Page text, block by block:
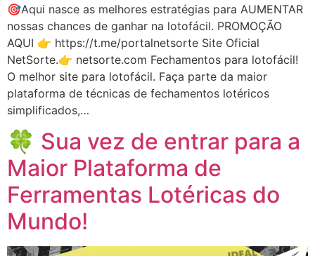
🎯Aqui nasce as melhores estratégias para AUMENTAR
nossas chances de ganhar na lotofácil. PROMOÇÃO
AQUI 👉 https://t.me/portalnetsorte Site Oficial
NetSorte.👉 netsorte.com Fechamentos para lotofácil!
O melhor site para lotofácil. Faça parte da maior
plataforma de técnicas de fechamentos lotéricos
simplificados,…
🍀 Sua vez de entrar para a
Maior Plataforma de
Ferramentas Lotéricas do
Mundo!